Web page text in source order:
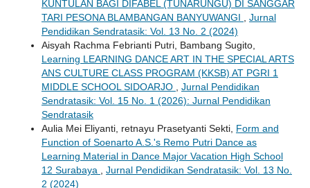
KUNTULAN BAGI DIFABEL (TUNARUNGU) DI SANGGAR
TARI PESONA BLAMBANGAN BANYUWANGI
Jurnal
Pendidikan Sendratasik: Vol. 13 No. 2 (2024)
Aisyah Rachma Febrianti Putri, Bambang Sugito,
Learning LEARNING DANCE ART IN THE SPECIAL ARTS
ANS CULTURE CLASS PROGRAM (KKSB) AT PGRI 1
MIDDLE SCHOOL SIDOARJO
Jurnal Pendidikan
Sendratasik: Vol. 15 No. 1 (2026): Jurnal Pendidikan
Sendratasik
Aulia Mei Eliyanti, retnayu Prasetyanti Sekti, Form and
Function of Soenarto A.S.'s Remo Putri Dance as
Learning Material in Dance Major Vacation High School
12 Surabaya
Jurnal Pendidikan Sendratasik: Vol. 13 No.
2 (2024)